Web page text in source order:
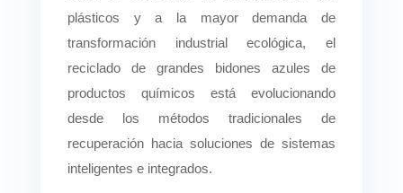
plásticos y a la mayor demanda de
transformación industrial ecológica, el
reciclado de grandes bidones azules de
productos químicos está evolucionando
desde los métodos tradicionales de
recuperación hacia soluciones de sistemas
inteligentes e integrados.